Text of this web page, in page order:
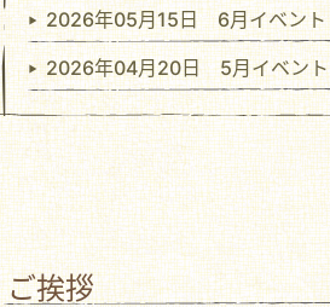
2026年05月15日 6月イベント
2026年04月20日 5月イベント
ご挨拶